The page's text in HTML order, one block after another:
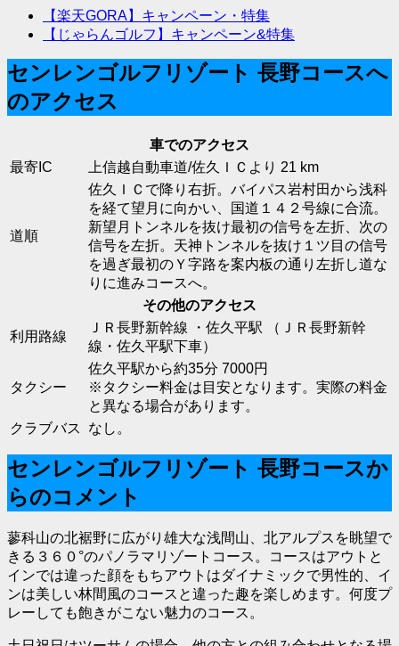
【楽天GORA】キャンペーン・特集
【じゃらんゴルフ】キャンペーン&特集
センレンゴルフリゾート 長野コースへ
のアクセス
車でのアクセス
最寄IC
上信越自動車道/佐久ＩＣより 21 km
道順
佐久ＩＣで降り右折。バイパス岩村田から浅科
を経て望月に向かい、国道１４２号線に合流。
新望月トンネルを抜け最初の信号を左折、次の
信号を左折。天神トンネルを抜け１ツ目の信号
を過ぎ最初のＹ字路を案内板の通り左折し道な
りに進みコースへ。
その他のアクセス
利用路線
ＪＲ長野新幹線 ・佐久平駅 （ＪＲ長野新幹
線・佐久平駅下車）
タクシー
佐久平駅から約35分 7000円
※タクシー料金は目安となります。実際の料金
と異なる場合があります。
クラブバス
なし。
センレンゴルフリゾート 長野コースか
らのコメント
蓼科山の北裾野に広がり雄大な浅間山、北アルプスを眺望で
きる３６０°のパノラマリゾートコース。コースはアウトと
インでは違った顔をもちアウトはダイナミックで男性的、イ
ンは美しい林間風のコースと違った趣を楽しめます。何度プ
レーしても飽きがこない魅力のコース。